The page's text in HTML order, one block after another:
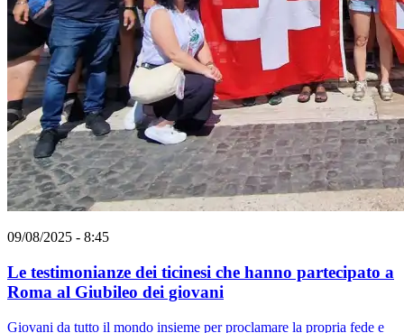
09/08/2025 - 8:45
Le testimonianze dei ticinesi che hanno partecipato a
Roma al Giubileo dei giovani
Giovani da tutto il mondo insieme per proclamare la propria fede e